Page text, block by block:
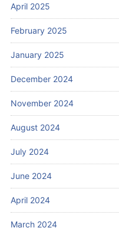
April 2025
February 2025
January 2025
December 2024
November 2024
August 2024
July 2024
June 2024
April 2024
March 2024